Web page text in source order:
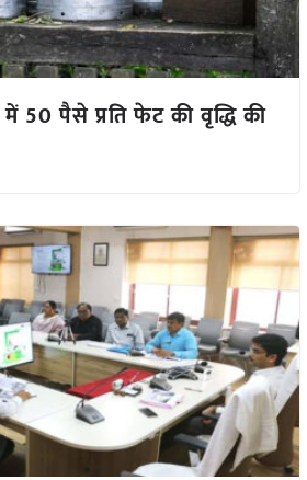
50 पैसे प्रति फेट की वृद्धि की